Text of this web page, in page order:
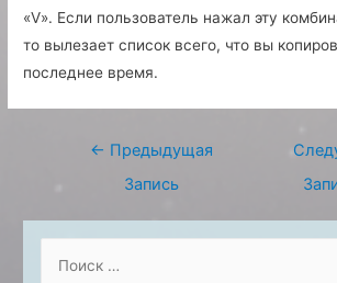
«V». Если пользователь нажал эту
то вылезает список всего, что вы
последнее время.
Навигация
← Предыдущая
Запись